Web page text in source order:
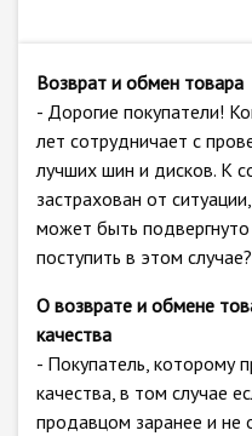
Возврат и обмен товара
- Дорогие покупатели!
лет сотрудничает с
лучших шин и дисков. К
застрахован от
может быть
поступить в этом случае?
О возврате и обмене
качества
- Покупатель, которому
качества, в том случае
продавцом заранее и не